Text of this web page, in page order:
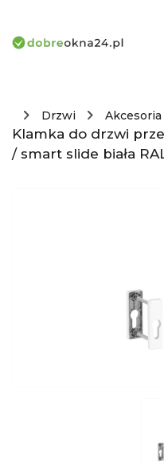
Drzwi
Klamka do drzwi
/ smart slide biała